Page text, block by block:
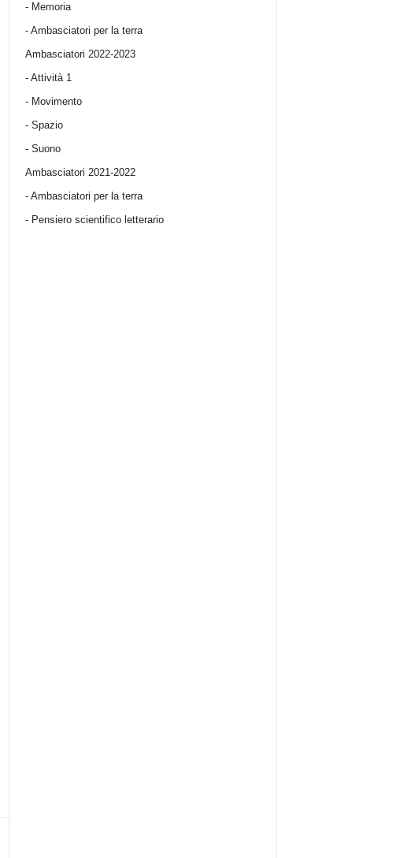
- Memoria
- Ambasciatori per la terra
Ambasciatori 2022-2023
- Attività 1
- Movimento
- Spazio
- Suono
Ambasciatori 2021-2022
- Ambasciatori per la terra
- Pensiero scientifico letterario